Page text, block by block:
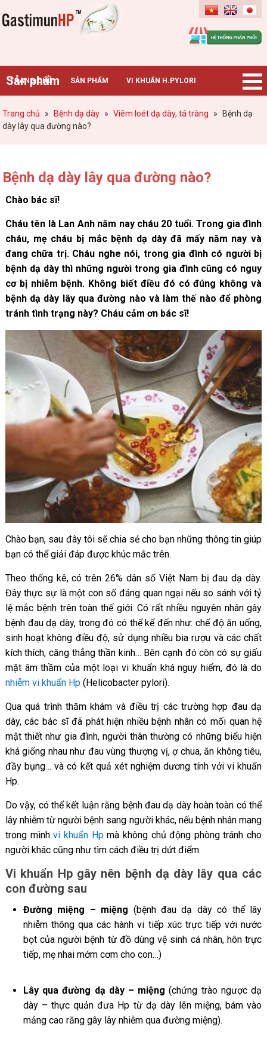
Gastimunhp
Sản phẩm
TRANG CHỦ SẢN PHẨM VI KHUẨN H.PYLORI
BỆNH DẠ DÀY TIN TỨC – SỰ KIỆN HƯỚNG DẪN MUA HÀNG
Trang chủ » Bệnh dạ dày » Viêm loét dạ dày, tá tràng »
Bệnh dạ
dày lây qua đường nào?
Bệnh dạ dày lây qua đường nào?
Chào bác sĩ!
Cháu tên là Lan Anh năm nay cháu 20 tuổi. Trong gia đình
cháu, mẹ cháu bị mắc bệnh dạ dày đã mấy năm nay và
đang chữa trị. Cháu nghe nói, trong gia đình có người bị
bệnh dạ dày thì những người trong gia đình cũng có nguy
cơ bị nhiễm bệnh. Không biết điều đó có đúng không và
bệnh dạ dày lây qua đường nào và làm thế nào để phòng
tránh tình trạng này? Cháu cảm ơn bác sĩ!
Chào bạn, sau đây tôi sẽ chia sẻ cho bạn những thông tin giúp
bạn có thể giải đáp được khúc mắc trên.
Theo thống kê, có trên 26% dân số Việt Nam bị đau dạ dày.
Đây thực sự là một con số đáng quan ngại nếu so sánh với tỷ
lệ mắc bệnh trên toàn thế giới. Có rất nhiều nguyên nhân gây
bệnh đau dạ dày, trong đó có thể kể đến như: chế độ ăn uống,
sinh hoạt không điều độ, sử dụng nhiều bia rượu và các chất
kích thích, căng thẳng thần kinh… Bên cạnh đó còn có sự giấu
mặt âm thầm của một loại vi khuẩn khá nguy hiểm, đó là do
nhiễm vi khuẩn Hp(Helicobacter pylori).
Qua quá trình thăm khám và điều trị các trường hợp đau dạ
dày, các bác sĩ đã phát hiện nhiều bệnh nhân có mối quan hệ
mật thiết như gia đình, người thân thường có những biểu hiện
khá giống nhau như đau vùng thượng vị, ợ chua, ăn không tiêu,
đầy bụng… và có kết quả xét nghiệm dương tính với vi khuẩn
Hp.
Do vậy, có thể kết luận rằng bệnh đau dạ dày hoàn toàn có thể
lây nhiễm từ người bệnh sang người khác, nếu bệnh nhân mang
trong mìnhvi khuẩn Hpmà không chủ động phòng tránh cho
người khác cũng như tìm cách điều trị dứt điểm.
Vi khuẩn Hp gây nên bệnh dạ dày lây qua các
con đường sau
Đường miệng – miệng (bệnh đau dạ dày có thể lây
nhiễm thông qua các hành vi tiếp xúc trực tiếp với nước
bọt của người bệnh từ đồ dùng vệ sinh cá nhân, hôn trực
tiếp, mẹ nhai mớm cơm cho con…)
Lây qua đường dạ dày – miệng (chứng trào ngược dạ
dày – thực quản đưa Hp từ dạ dày lên miệng, bám vào
mảng cao răng gây lây nhiễm qua đường miệng).